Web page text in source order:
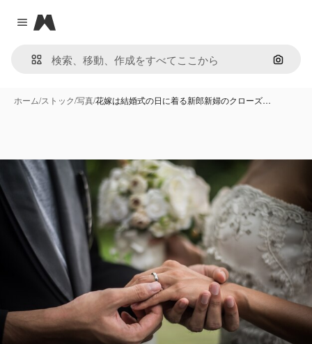
Close menu
Magnific
画像で
ホーム/ストック/写真/花嫁は結婚式の日に着る新郎新婦のクローズ…